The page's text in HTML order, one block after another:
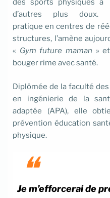
des sports physiques à
d’autres plus doux.
pratique en centres de
structures, l’amène
« Gym future maman »
bouger rime avec santé.
Diplômée de la faculté
en ingénierie de la
adaptée (APA), elle
prévention éducation
physique.
Je m’efforcerai de